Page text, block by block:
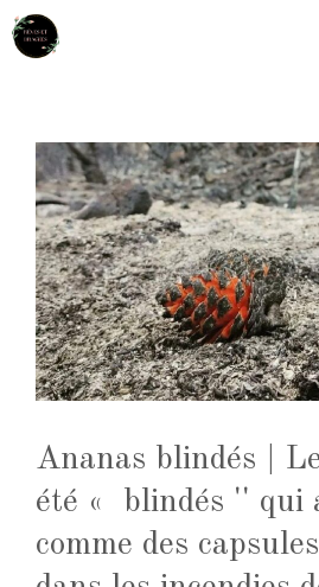
Aller
au
Ananas blindés |
été « blindés '' qui
comme des